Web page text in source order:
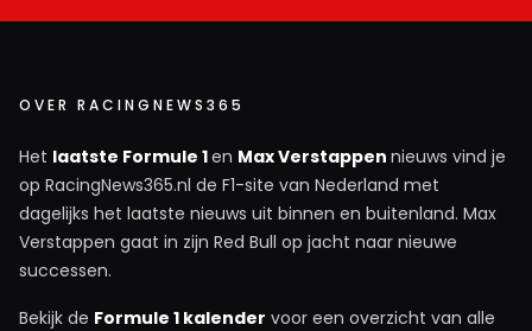
OVER RACINGNEWS365
Het laatste Formule 1en Max Verstappen nieuws vind je
op RacingNews365.nl de F1-site van Nederland met
dagelijks het laatste nieuws uit binnen en buitenland. Max
Verstappen gaat in zijn Red Bull op jacht naar nieuwe
successen.
Bekijk de Formule 1 kalender voor een overzicht van alle